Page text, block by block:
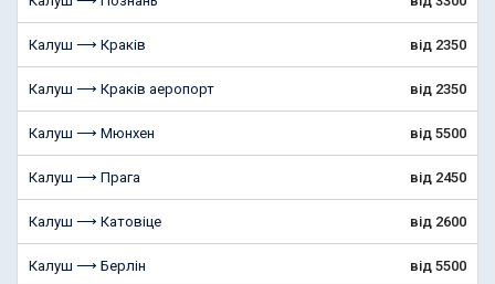
Калуш ⟶ Краків від 2350
Калуш ⟶ Краків аеропорт від 2350
Калуш ⟶ Мюнхен від 5500
Калуш ⟶ Прага від 2450
Калуш ⟶ Катовіце від 2600
Калуш ⟶ Берлін від 5500